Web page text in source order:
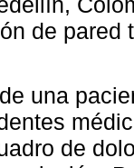
de pared
una
de